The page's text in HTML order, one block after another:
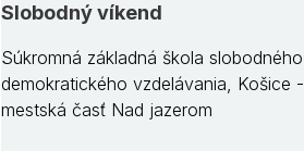
Slobodný víkend
Súkromná základná škola slobodného
demokratického vzdelávania, Košice -
mestská časť Nad jazerom